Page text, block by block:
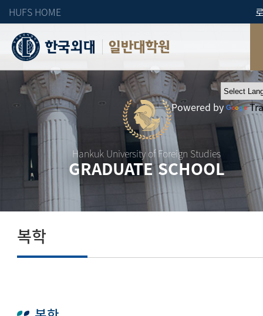
HUFS HOME
일반대학원
Hankuk University of Foreign Studies
GRADUATE SCHOOL
Powered by
복학